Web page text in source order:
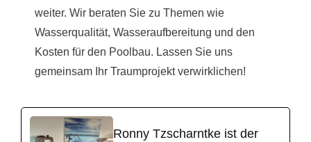
weiter. Wir beraten Sie zu Themen wie
Wasserqualität, Wasseraufbereitung und den
Kosten für den Poolbau. Lassen Sie uns
gemeinsam Ihr Traumprojekt verwirklichen!
Ronny Tzscharntke ist der